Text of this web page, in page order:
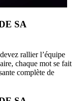
SA
rallier l’équipe
chaque mot se fait
complète de